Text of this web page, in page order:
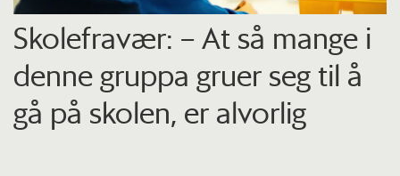
Skolefravær: – At så mange i
denne gruppa gruer seg til å
gå på skolen, er alvorlig